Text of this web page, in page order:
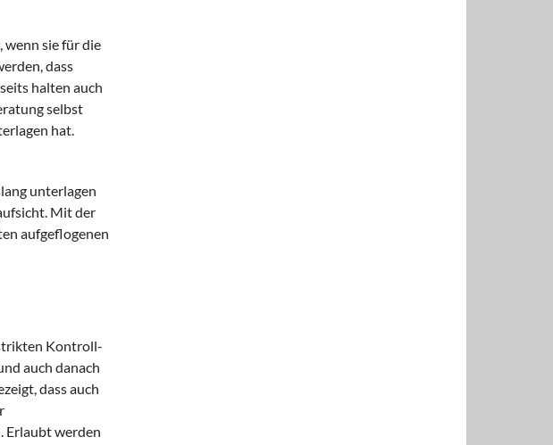
sie für die
dass
halten auch
selbst
hat.
unterlagen
Mit der
aufgeflogenen
Kontroll-
auch danach
dass auch
Erlaubt werden